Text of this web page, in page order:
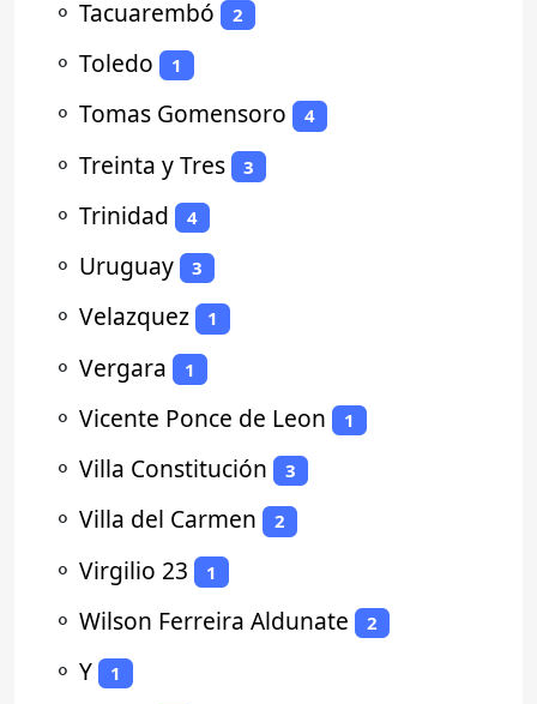
⚬ Tacuarembó 2
⚬ Toledo 1
⚬ Tomas Gomensoro 4
⚬ Treinta y Tres 3
⚬ Trinidad 4
⚬ Uruguay 3
⚬ Velazquez 1
⚬ Vergara 1
⚬ Vicente Ponce de Leon 1
⚬ Villa Constitución 3
⚬ Villa del Carmen 2
⚬ Virgilio 23 1
⚬ Wilson Ferreira Aldunate 2
⚬ Y 1